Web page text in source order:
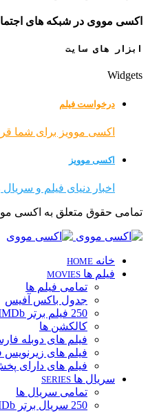
اکسی مووی در شبکه های
ابزار های سایت
Widgets
درخواست فیلم
اکسی موویز برای شما
اکسی موویز
اخبار دنیای فیلم و سریال
تمامی حقوق متعلق به اکسی
خانه HOME
فیلم ها MOVIES
تمامی فیلم ها
جدول باکس آفیس
250 فیلم برتر IMDb
کالکشن ها
فیلم های دوبله
فیلم های
فیلم های دارای
سریال ها SERIES
تمامی سریال ها
250 سریال برتر IMDb